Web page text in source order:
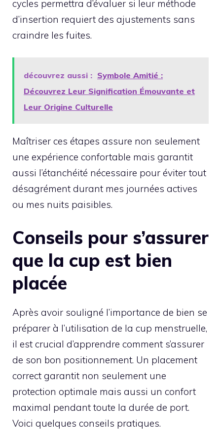
cycles permettra d’évaluer si leur méthode
d’insertion requiert des ajustements sans
craindre les fuites.
découvrez aussi : Symbole Amitié :
Découvrez Leur Signification Émouvante et
Leur Origine Culturelle
Maîtriser ces étapes assure non seulement
une expérience confortable mais garantit
aussi l’étanchéité nécessaire pour éviter tout
désagrément durant mes journées actives
ou mes nuits paisibles.
Conseils pour s’assurer
que la cup est bien
placée
Après avoir souligné l’importance de bien se
préparer à l’utilisation de la cup menstruelle,
il est crucial d’apprendre comment s’assurer
de son bon positionnement. Un placement
correct garantit non seulement une
protection optimale mais aussi un confort
maximal pendant toute la durée de port.
Voici quelques conseils pratiques.